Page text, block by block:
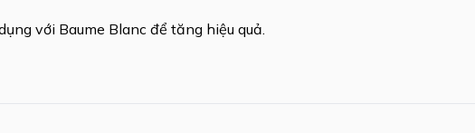
với Baume Blanc để tăng hiệu quả.